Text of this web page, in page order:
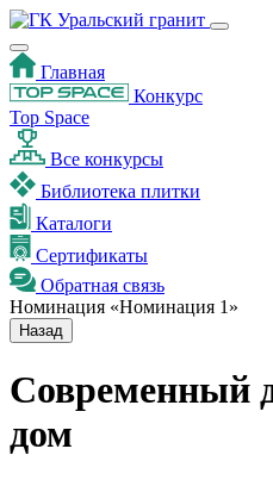
Главная
Конкурс
Top Space
Все конкурсы
Библиотека плитки
Каталоги
Сертификаты
Обратная связь
Номинация «Номинация 1»
Назад
Современный
дом